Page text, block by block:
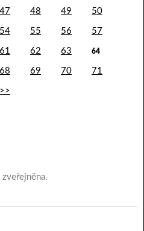
47 48 49 50
54 55 56 57
61 62 63 64
68 69 70 71
>>
zveřejněna.